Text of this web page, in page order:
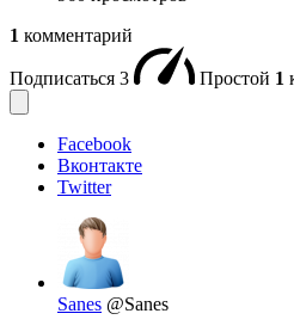
1 комментарий
Подписаться 3 Простой 1
Facebook
Вконтакте
Twitter
Sanes @Sanes